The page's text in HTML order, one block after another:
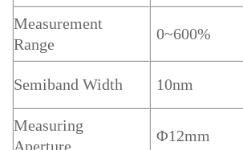
Measurement
Range
0~600%
Semiband Width 10nm
Measuring
Aperture
Φ12mm